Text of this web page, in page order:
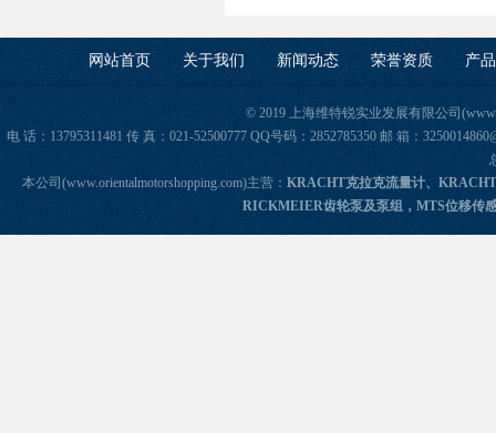
网站首页 关于我们 新闻动态 荣誉资质 产
© 2019 上海维特锐实业发展有限公司
电 话：13795311481 传 真：021-52500777 QQ号码：2852785350 邮 箱：
本公司(www.orientalmotorshopping.com)主营： KRACHT克拉克流量计、
RICKMEIER齿轮泵及泵组，MTS位移传